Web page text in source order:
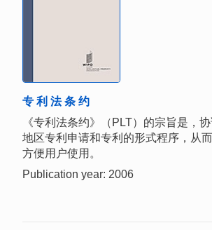
专 利 法 条 约
《专利法条约》（PLT）的宗旨是，
地区专利申请和专利的形式程序，从
方便用户使用。
Publication year: 2006